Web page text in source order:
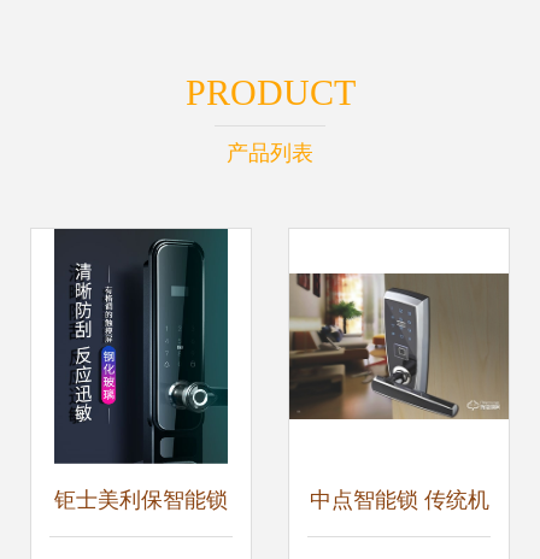
PRODUCT
产品列表
钜士美利保智能锁 中点智能锁 传统机